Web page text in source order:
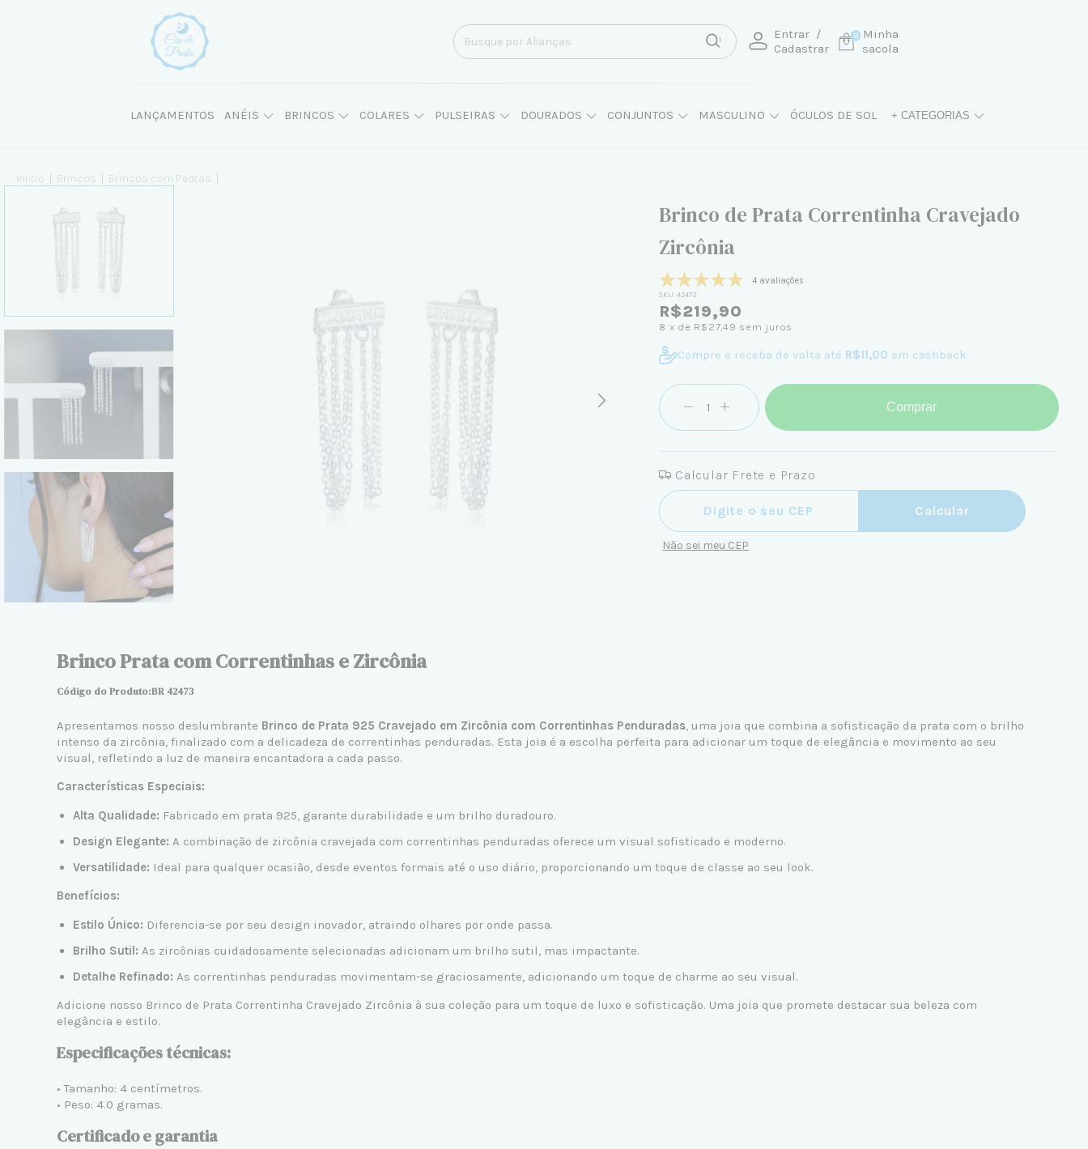
Entrar /
Cadastrar
Minha
sacola
0
LANÇAMENTOS ANÉIS BRINCOS COLARES PULSEIRAS DOURADOS CONJUNTOS MASCULINO ÓCULOS DE SOL + CATEGORIAS
Início Brincos Brincos com Pedras
Brinco de Prata Correntinha Cravejado
Zircônia
4 avaliações
SKU:42473
R$219,90
8 x de R$27,49 sem juros
Compre e receba de volta até R$11,00 em cashback
Comprar
Calcular Frete e Prazo
Entregas para o CEP:
Calcular
Não sei meu CEP
Brinco Prata com Correntinhas e Zircônia
Código do Produto:BR 42473
Apresentamos nosso deslumbrante Brinco de Prata 925 Cravejado em Zircônia com Correntinhas Penduradas, uma joia que combina a sofisticação da prata com o brilho
intenso da zircônia, finalizado com a delicadeza de correntinhas penduradas. Esta joia é a escolha perfeita para adicionar um toque de elegância e movimento ao seu
visual, refletindo a luz de maneira encantadora a cada passo.
Características Especiais:
Alta Qualidade: Fabricado em prata 925, garante durabilidade e um brilho duradouro.
Design Elegante: A combinação de zircônia cravejada com correntinhas penduradas oferece um visual sofisticado e moderno.
Versatilidade: Ideal para qualquer ocasião, desde eventos formais até o uso diário, proporcionando um toque de classe ao seu look.
Benefícios:
Estilo Único: Diferencia-se por seu design inovador, atraindo olhares por onde passa.
Brilho Sutil: As zircônias cuidadosamente selecionadas adicionam um brilho sutil, mas impactante.
Detalhe Refinado: As correntinhas penduradas movimentam-se graciosamente, adicionando um toque de charme ao seu visual.
Adicione nosso Brinco de Prata Correntinha Cravejado Zircônia à sua coleção para um toque de luxo e sofisticação. Uma joia que promete destacar sua beleza com
elegância e estilo.
Especificações técnicas:
• Tamanho: 4 centímetros.
• Peso: 4.0 gramas.
Certificado e garantia